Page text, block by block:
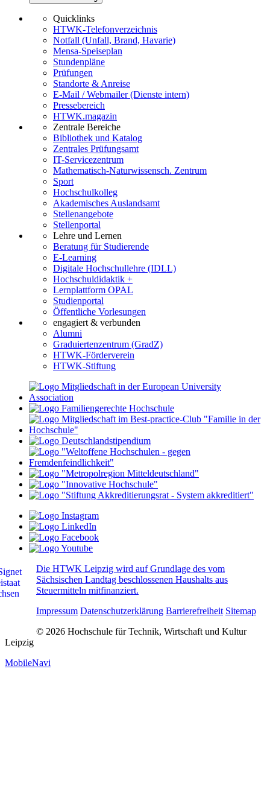
Quicklinks
HTWK-Telefonverzeichnis
Notfall (Unfall, Brand, Havarie)
Mensa-Speiseplan
Stundenpläne
Prüfungen
Standorte & Anreise
E-Mail / Webmailer (Dienste intern)
Pressebereich
HTWK.magazin
Zentrale Bereiche
Bibliothek und Katalog
Zentrales Prüfungsamt
IT-Servicezentrum
Mathematisch-Naturwissensch. Zentrum
Sport
Hochschulkolleg
Akademisches Auslandsamt
Stellenangebote
Stellenportal
Lehre und Lernen
Beratung für Studierende
E-Learning
Digitale Hochschullehre (IDLL)
Hochschuldidaktik +
Lernplattform OPAL
Studienportal
Öffentliche Vorlesungen
engagiert & verbunden
Alumni
Graduiertenzentrum (GradZ)
HTWK-Förderverein
HTWK-Stiftung
Die HTWK Leipzig wird auf Grundlage des vom
Sächsischen Landtag beschlossenen Haushalts aus
Steuermitteln mitfinanziert.
Impressum Datenschutzerklärung Barrierefreiheit Sitemap
© 2026 Hochschule für Technik, Wirtschaft und Kultur
Leipzig
MobileNavi